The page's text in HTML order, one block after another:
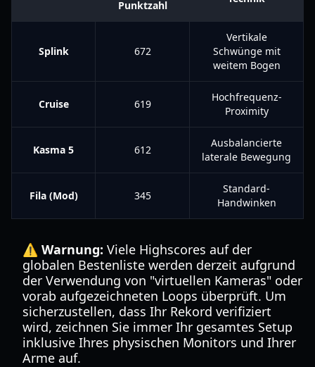
Punktzahl
Splink 672
Vertikale
Schwünge mit
weitem Bogen
Cruise 619
Hochfrequenz-
Proximity
Kasma 5 612
Ausbalancierte
laterale Bewegung
Fila (Mod) 345
Standard-
Handwinken
⚠️ Warnung: Viele Highscores auf der
globalen Bestenliste werden derzeit aufgrund
der Verwendung von "virtuellen Kameras" oder
vorab aufgezeichneten Loops überprüft. Um
sicherzustellen, dass Ihr Rekord verifiziert
wird, zeichnen Sie immer Ihr gesamtes Setup
inklusive Ihres physischen Monitors und Ihrer
Arme auf.